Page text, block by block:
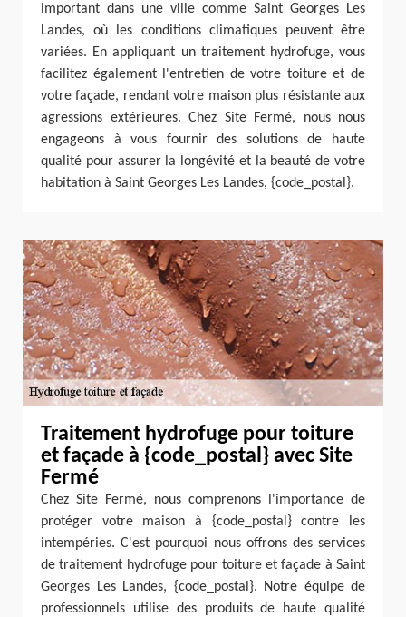
important dans une ville comme Saint Georges Les
Landes, où les conditions climatiques peuvent être
variées. En appliquant un traitement hydrofuge, vous
facilitez également l'entretien de votre toiture et de
votre façade, rendant votre maison plus résistante aux
agressions extérieures. Chez Site Fermé, nous nous
engageons à vous fournir des solutions de haute
qualité pour assurer la longévité et la beauté de votre
habitation à Saint Georges Les Landes, {code_postal}.
Traitement hydrofuge pour toiture
et façade à {code_postal} avec Site
Fermé
Chez Site Fermé, nous comprenons l'importance de
protéger votre maison à {code_postal} contre les
intempéries. C'est pourquoi nous offrons des services
de traitement hydrofuge pour toiture et façade à Saint
Georges Les Landes, {code_postal}. Notre équipe de
professionnels utilise des produits de haute qualité